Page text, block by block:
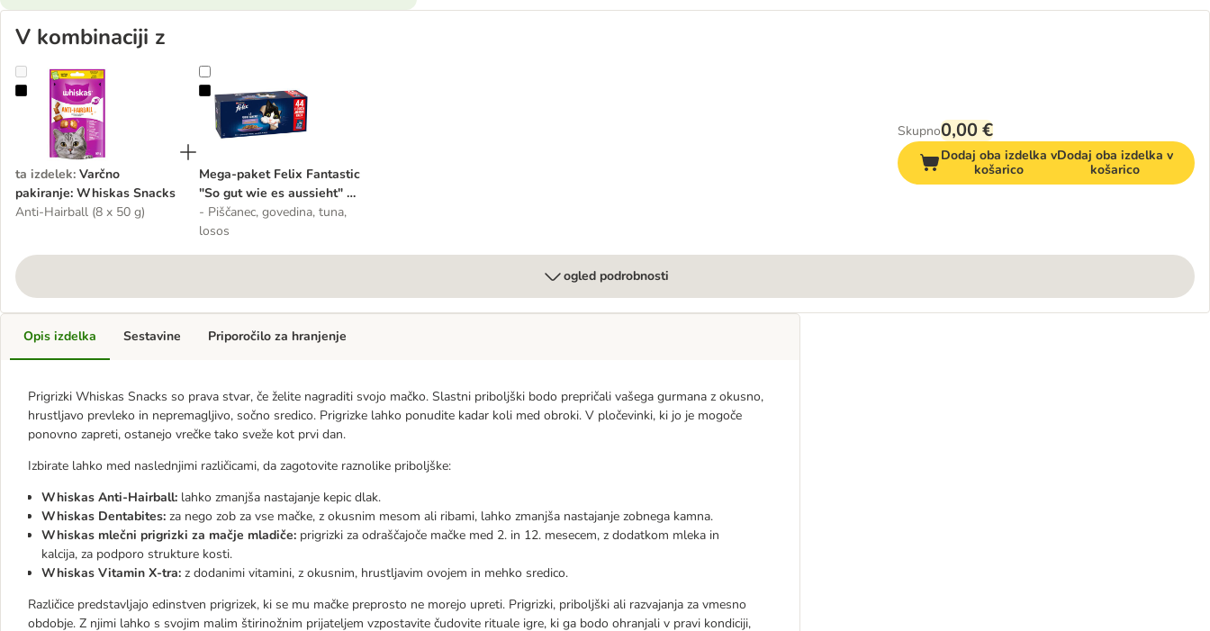
V kombinaciji z
Varčno pakiranje: Whiskas Snacks
ta izdelek: Varčno
pakiranje: Whiskas Snacks
Anti-Hairball (8 x 50 g)
Mega-paket Felix Fantastic "So gut wie es aussieht" 88 x 85 g
Mega-paket Felix Fantastic
"So gut wie es aussieht" 88
x 85 g
- Piščanec, govedina, tuna,
losos
Skupno0,00 €
Dodaj oba izdelka v
košarico
Dodaj oba izdelka v
košarico
ogled podrobnosti
Opis izdelka
Prigrizki Whiskas Snacks so prava stvar, če želite nagraditi svojo mačko. Slastni priboljški bodo prepričali vašega gurmana z okusno,
hrustljavo prevleko in nepremagljivo, sočno sredico. Prigrizke lahko ponudite kadar koli med obroki. V pločevinki, ki jo je mogoče
ponovno zapreti, ostanejo vrečke tako sveže kot prvi dan.
Izbirate lahko med naslednjimi različicami, da zagotovite raznolike priboljške:
Whiskas Anti-Hairball: lahko zmanjša nastajanje kepic dlak.
Whiskas Dentabites: za nego zob za vse mačke, z okusnim mesom ali ribami, lahko zmanjša nastajanje zobnega kamna.
Whiskas mlečni prigrizki za mačje mladiče: prigrizki za odraščajoče mačke med 2. in 12. mesecem, z dodatkom mleka in
kalcija, za podporo strukture kosti.
Whiskas Vitamin X-tra: z dodanimi vitamini, z okusnim, hrustljavim ovojem in mehko sredico.
Različice predstavljajo edinstven prigrizek, ki se mu mačke preprosto ne morejo upreti. Prigrizki, priboljški ali razvajanja za vmesno
obdobje. Z njimi lahko s svojim malim štirinožnim prijateljem vzpostavite čudovite rituale igre, ki ga bodo ohranjali v pravi kondiciji,
Sestavine Priporočilo za hranjenje